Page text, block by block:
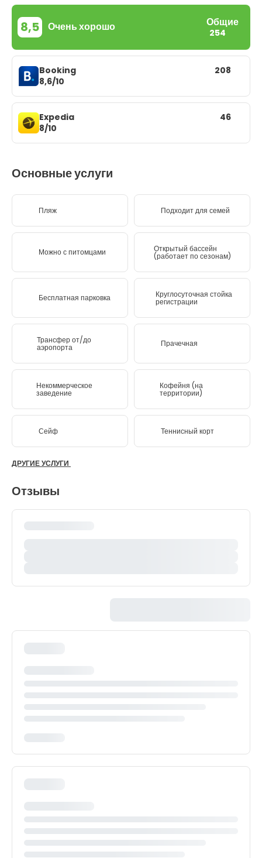
8,5 Очень хорошо Общие
254
Booking
8,6/10
208
Expedia
8/10
46
Основные услуги
Пляж Подходит для семей
Можно с питомцами Открытый бассейн
(работает по сезонам)
Бесплатная парковка Круглосуточная стойка
регистрации
Трансфер от/до
аэропорта Прачечная
Некоммерческое
заведение
Кофейня (на
территории)
Сейф Теннисный корт
ДРУГИЕ УСЛУГИ
Отзывы